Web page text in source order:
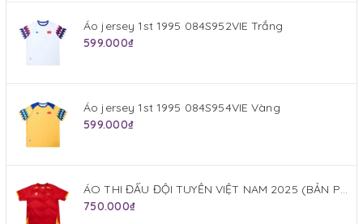
Áo jersey 1st 1995 084S952VIE Trắng
599.000₫
Áo jersey 1st 1995 084S954VIE Vàng
599.000₫
ÁO THI ĐẤU ĐỘI TUYỂN VIỆT NAM 2025 (BẢN PLAYER) JOGARBOLA SÂN NHÀ MÀU ĐỎ
750.000₫